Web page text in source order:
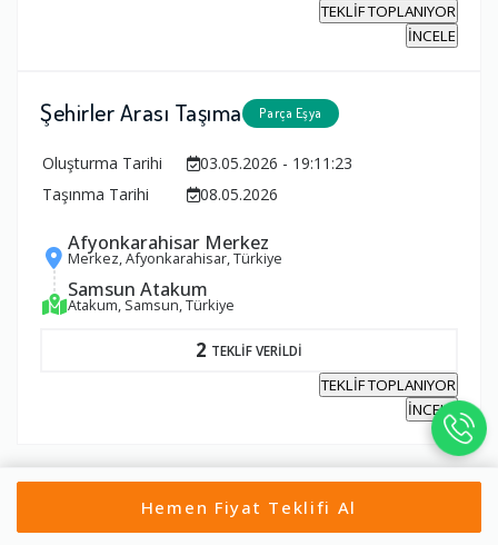
TEKLİF TOPLANIYOR
İNCELE
Şehirler Arası Taşıma Parça Eşya
Oluşturma Tarihi
03.05.2026 - 19:11:23
Taşınma Tarihi
08.05.2026
Afyonkarahisar Merkez
Merkez, Afyonkarahisar, Türkiye
Samsun Atakum
Atakum, Samsun, Türkiye
2 TEKLİF VERİLDİ
TEKLİF TOPLANIYOR
İNCELE
Tümünü Gör
Hemen Fiyat Teklifi Al